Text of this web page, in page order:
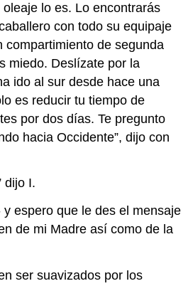
lo es. Lo encontrarás
con todo su equipaje
compartimiento de segunda
miedo. Deslízate por la
ido al sur desde hace una
es reducir tu tiempo de
por dos días. Te pregunto
hacia Occidente”, dijo con
dijo I.
y espero que le des el mensaje
de mi Madre así como de la
ser suavizados por los